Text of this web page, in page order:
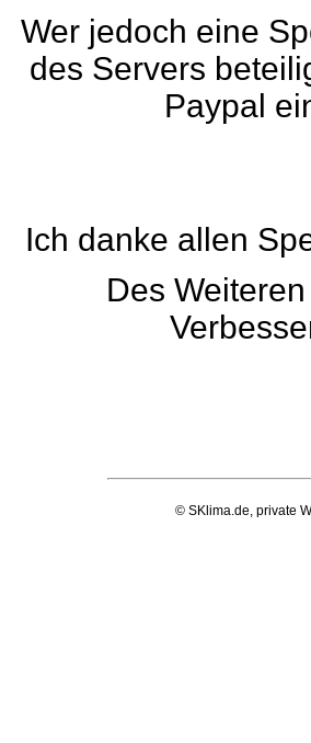
Wer jedoch eine
des Servers
Paypal
Ich danke allen
Des
© SKlima.de, private